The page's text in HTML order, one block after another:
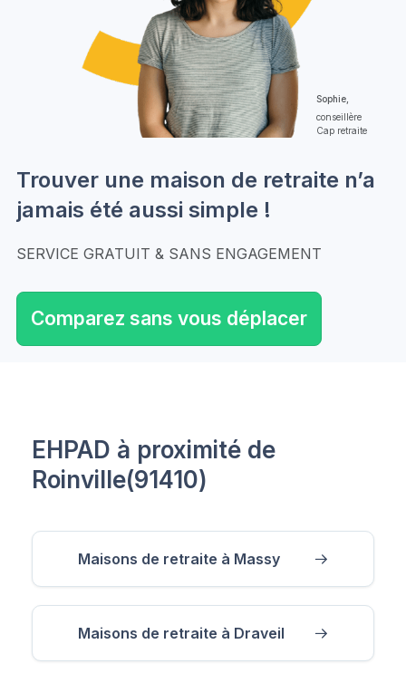
Sophie,
conseillère
Cap retraite
Trouver une maison de retraite n’a
jamais été aussi simple !
SERVICE GRATUIT & SANS ENGAGEMENT
Comparez sans vous déplacer
EHPAD à proximité de
Roinville(91410)
Maisons de retraite à Massy
Maisons de retraite à Draveil